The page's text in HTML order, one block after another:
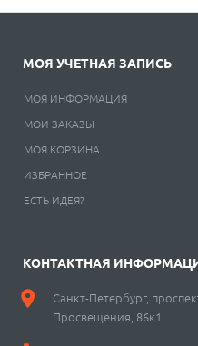
МОЯ УЧЕТНАЯ ЗАПИСЬ
МОЯ ИНФОРМАЦИЯ
МОИ ЗАКАЗЫ
МОЯ КОРЗИНА
ИЗБРАННОЕ
ЕСТЬ ИДЕЯ?
КОНТАКТНАЯ
Санкт-Петербург,
Просвещения, 86к1